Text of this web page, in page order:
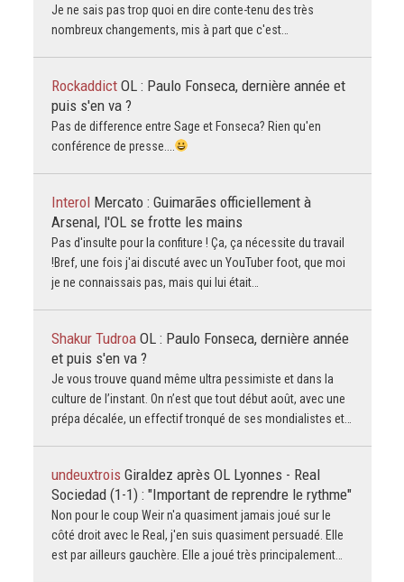
Je ne sais pas trop quoi en dire conte-tenu des très
nombreux changements, mis à part que c'est…
Rockaddict OL : Paulo Fonseca, dernière année et
puis s'en va ?
Pas de difference entre Sage et Fonseca? Rien qu'en
conférence de presse....
Interol Mercato : Guimarães officiellement à
Arsenal, l'OL se frotte les mains
Pas d'insulte pour la confiture ! Ça, ça nécessite du travail
!Bref, une fois j'ai discuté avec un YouTuber foot, que moi
je ne connaissais pas, mais qui lui était…
Shakur Tudroa OL : Paulo Fonseca, dernière année
et puis s'en va ?
Je vous trouve quand même ultra pessimiste et dans la
culture de l’instant. On n’est que tout début août, avec une
prépa décalée, un effectif tronqué de ses mondialistes et…
undeuxtrois Giraldez après OL Lyonnes - Real
Sociedad (1-1) : "Important de reprendre le rythme"
Non pour le coup Weir n'a quasiment jamais joué sur le
côté droit avec le Real, j'en suis quasiment persuadé. Elle
est par ailleurs gauchère. Elle a joué très principalement…